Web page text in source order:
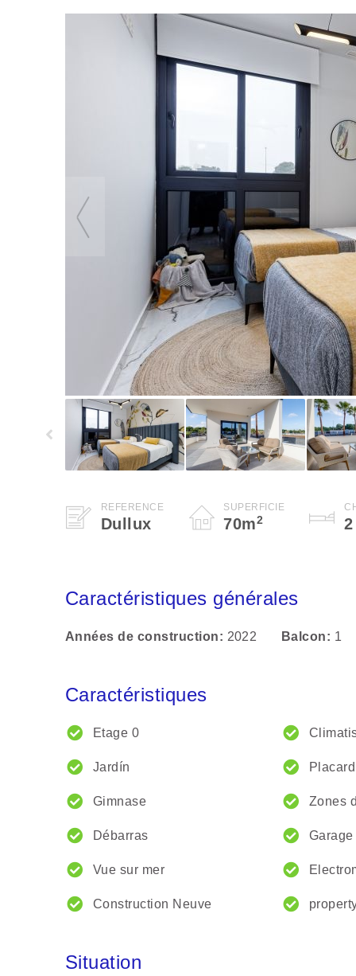
RÉFÉRENCE
Dullux
SUPERFICIE
70m2 2
Caractéristiques générales
Années de construction 2022 Balcon 1
Caractéristiques
Etage 0
Jardín Placard
Gimnase Zones
Débarras Garage
Vue sur mer
Construction Neuve
Situation